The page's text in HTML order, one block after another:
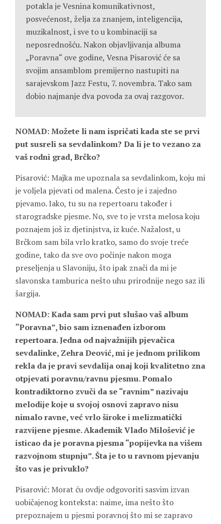
potakla je Vesnina komunikativnost,
posvećenost, želja za znanjem, inteligencija,
muzikalnost, i sve to u kombinaciji sa
neposrednošću. Nakon objavljivanja albuma
„Poravna“ ove godine, Vesna Pisarović će sa
svojim ansamblom premijerno nastupiti na
sarajevskom Jazz Festu, 7. novembra. Tako sam
dobio najmanje dva povoda za ovaj razgovor.
NOMAD: Možete li nam ispričati kada ste se prvi
put susreli sa sevdalinkom? Da li je to vezano za
vaš rodni grad, Brčko?
Pisarović: Majka me upoznala sa sevdalinkom, koju mi
je voljela pjevati od malena. Često je i zajedno
pjevamo. Iako, tu su na repertoaru također i
starogradske pjesme. No, sve to je vrsta melosa koju
poznajem još iz djetinjstva, iz kuće. Nažalost, u
Brčkom sam bila vrlo kratko, samo do svoje treće
godine, tako da sve ovo počinje nakon moga
preseljenja u Slavoniju, što ipak znači da mi je
slavonska tamburica nešto uhu prirodnije nego saz ili
šargija.
NOMAD: Kada sam prvi put slušao vaš album
“Poravna”, bio sam iznenađen izborom
repertoara. Jedna od najvažnijih pjevačica
sevdalinke, Zehra Deović, mi je jednom prilikom
rekla da je pravi sevdalija onaj koji kvalitetno zna
otpjevati poravnu/ravnu pjesmu. Pomalo
kontradiktorno zvuči da se “ravnim” nazivaju
melodije koje u svojoj osnovi zapravo nisu
nimalo ravne, već vrlo široke i melizmatički
razvijene pjesme. Akademik Vlado Milošević je
isticao da je poravna pjesma “popijevka na višem
razvojnom stupnju”. Šta je to u ravnom pjevanju
što vas je privuklo?
Pisarović: Morat ću ovdje odgovoriti sasvim izvan
uobičajenog konteksta: naime, ima nešto što
prepoznajem u pjesmi poravnoj što mi se zapravo